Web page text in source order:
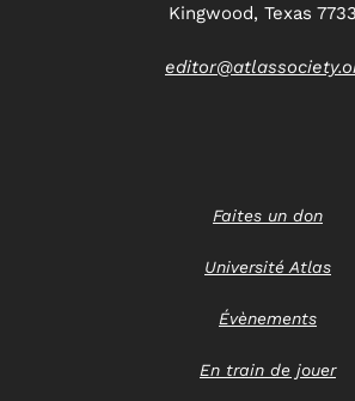
Kingwood, Texas
Faites un don
Université Atlas
Évènements
En train de jouer